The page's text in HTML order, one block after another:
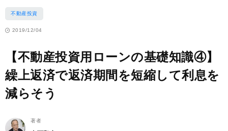
不動産投資
2019/12/04
【不動産投資用ローンの基礎知識④】
繰上返済で返済期間を短縮して利息を
減らそう
著者